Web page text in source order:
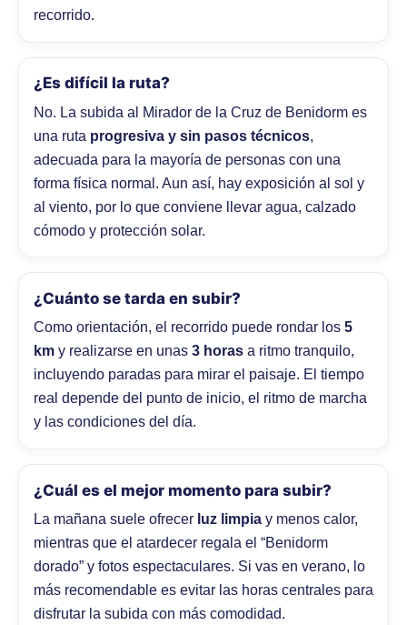
recorrido.
¿Es difícil la ruta?
No. La subida al Mirador de la Cruz de Benidorm es
una ruta progresiva y sin pasos técnicos
adecuada para la mayoría de personas con una
forma física normal. Aun así, hay exposición al sol y
al viento, por lo que conviene llevar agua, calzado
cómodo y protección solar.
¿Cuánto se tarda en subir?
Como orientación, el recorrido puede rondar los 5
km y realizarse en unas 3 horas a ritmo tranquilo,
incluyendo paradas para mirar el paisaje. El tiempo
real depende del punto de inicio, el ritmo de marcha
y las condiciones del día.
¿Cuál es el mejor momento para subir?
La mañana suele ofrecer luz limpia y menos calor,
mientras que el atardecer regala el “Benidorm
dorado” y fotos espectaculares. Si vas en verano, lo
más recomendable es evitar las horas centrales para
disfrutar la subida con más comodidad.